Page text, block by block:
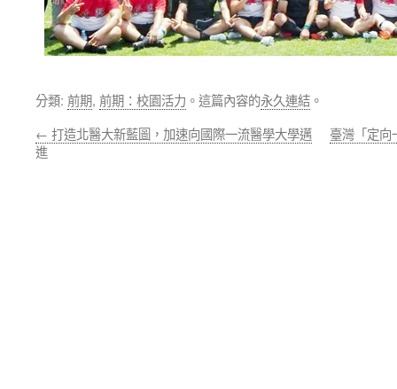
分類: 前期, 前期：校園活力 。這篇內容的永久連結 。
← 打造北醫大新藍圖，加速向國際一流醫學大學邁
進
臺灣「定向